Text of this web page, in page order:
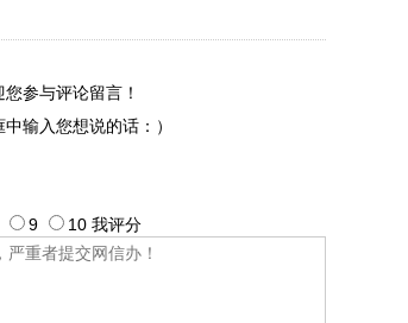
参与评论留言！
输入您想说的话：）
9 10 我评分